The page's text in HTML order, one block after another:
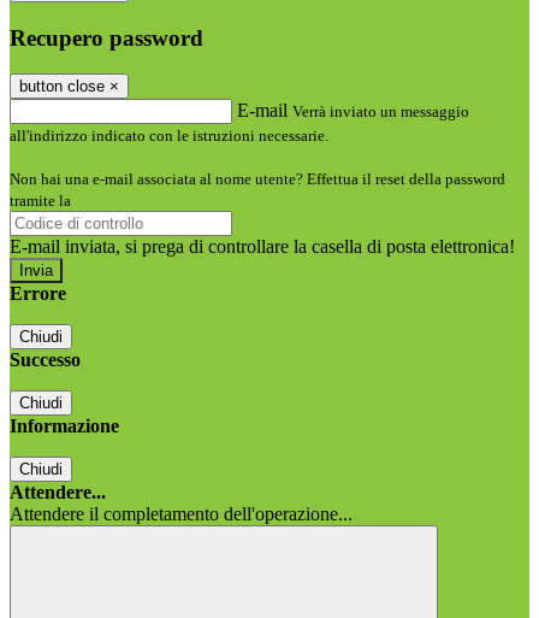
Recupero password
button close ×
E-mail Verrà inviato un messaggio
all'indirizzo indicato con le istruzioni necessarie.
Non hai una e-mail associata al nome utente? Effettua il reset della password
tramite la
E-mail inviata, si prega di controllare la casella di posta elettronica!
Errore
Chiudi
Successo
Chiudi
Informazione
Chiudi
Attendere...
Attendere il completamento dell'operazione...